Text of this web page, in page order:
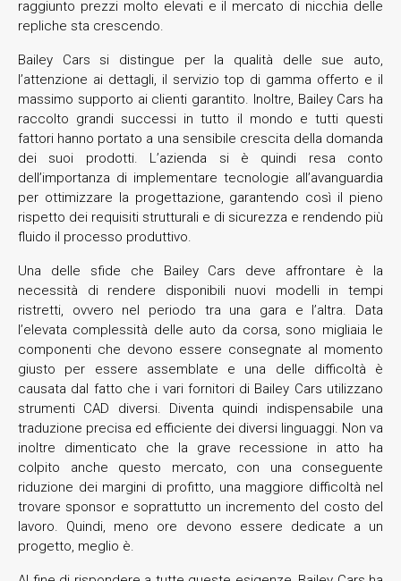
raggiunto prezzi molto elevati e il mercato di nicchia delle
repliche sta crescendo.
Bailey Cars si distingue per la qualità delle sue auto,
l’attenzione ai dettagli, il servizio top di gamma offerto e il
massimo supporto ai clienti garantito. Inoltre, Bailey Cars ha
raccolto grandi successi in tutto il mondo e tutti questi
fattori hanno portato a una sensibile crescita della domanda
dei suoi prodotti. L’azienda si è quindi resa conto
dell’importanza di implementare tecnologie all’avanguardia
per ottimizzare la progettazione, garantendo così il pieno
rispetto dei requisiti strutturali e di sicurezza e rendendo più
fluido il processo produttivo.
Una delle sfide che Bailey Cars deve affrontare è la
necessità di rendere disponibili nuovi modelli in tempi
ristretti, ovvero nel periodo tra una gara e l’altra. Data
l’elevata complessità delle auto da corsa, sono migliaia le
componenti che devono essere consegnate al momento
giusto per essere assemblate e una delle difficoltà è
causata dal fatto che i vari fornitori di Bailey Cars utilizzano
strumenti CAD diversi. Diventa quindi indispensabile una
traduzione precisa ed efficiente dei diversi linguaggi. Non va
inoltre dimenticato che la grave recessione in atto ha
colpito anche questo mercato, con una conseguente
riduzione dei margini di profitto, una maggiore difficoltà nel
trovare sponsor e soprattutto un incremento del costo del
lavoro. Quindi, meno ore devono essere dedicate a un
progetto, meglio è.